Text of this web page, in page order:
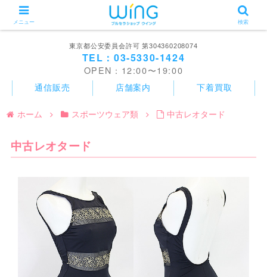
東京都公安委員会許可 第304360208074
TEL：03-5330-1424
OPEN：12:00〜19:00
通信販売 店舗案内 下着買取
ホーム スポーツウェア類 中古レオタード
中古レオタード
メニュー 検索